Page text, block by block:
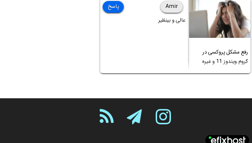
رفع مشکل پروکسی در
کروم ویندوز 11 و غیره
Amir
عالی و بینظیر
پاسخ